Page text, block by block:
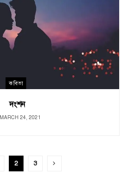
কবিতা
দংশন
MARCH 24, 2021
2 3